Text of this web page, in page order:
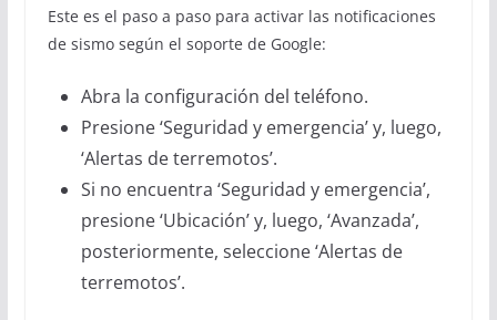
Este es el paso a paso para activar las notificaciones
de sismo según el soporte de Google:
Abra la configuración del teléfono.
Presione ‘Seguridad y emergencia’ y, luego,
‘Alertas de terremotos’.
Si no encuentra ‘Seguridad y emergencia’,
presione ‘Ubicación’ y, luego, ‘Avanzada’,
posteriormente, seleccione ‘Alertas de
terremotos’.